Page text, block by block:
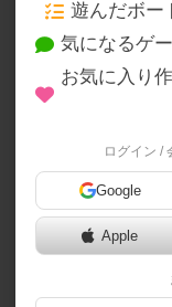
この思考どこまで読
を読み、逆転を狙え！
●PTA情報 プレイ人
内容物 ・プレイカー
Ryusei Games
遊んだボー
気になるゲ
お気に入り
ログイン /
Google
Apple